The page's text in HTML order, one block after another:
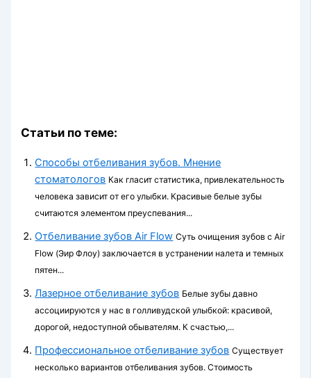
Статьи по теме:
Способы отбеливания зубов. Мнение
стоматологов Как гласит статистика, привлекательность
человека зависит от его улыбки. Красивые белые зубы
считаются элементом преуспевания...
Отбеливание зубов Air Flow Суть очищения зубов с Air
Flow (Эир Флоу) заключается в устранении налета и темных
пятен...
Лазерное отбеливание зубов Белые зубы давно
ассоциируются у нас в голливудской улыбкой: красивой,
дорогой, недоступной обывателям. К счастью,...
Профессиональное отбеливание зубов Существует
несколько вариантов отбеливания зубов. Стоимость